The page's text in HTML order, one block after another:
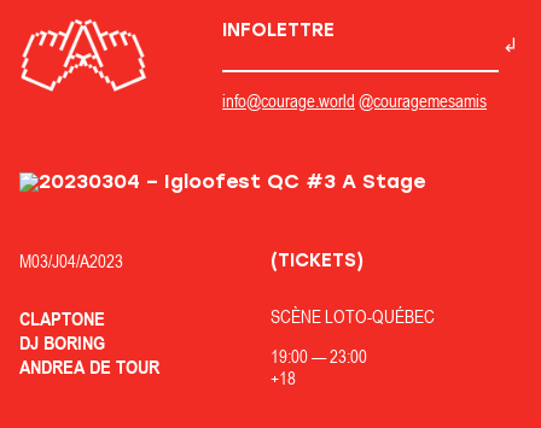
INFOLETTRE
info@courage.world @couragemesamis
M03/J04/A2023
CLAPTONE
DJ BORING
ANDREA DE TOUR
SCÈNE LOTO-QUÉBEC
19:00—23:00
+18
(TICKETS)